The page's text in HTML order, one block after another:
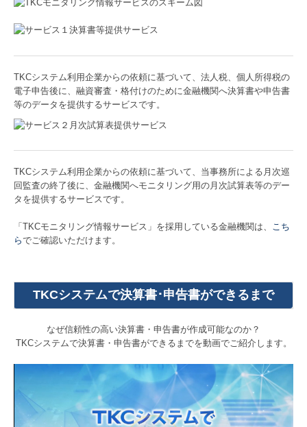
経営者お役立ち情報
経営改善計画の策定支援
経営改善オンデマンド講座
グループ通算（有利・不利）判定
国の共済制度活用コーナー
TKCシステムQ&A
TKCシステム利用企業からの依頼に基づいて、法人税、個人所得税の
電子申告後に、融資審査・格付けのために金融機関へ決算書や申告書
等のデータを提供するサービスです。
TKCシステム利用企業からの依頼に基づいて、当事務所による月次巡
回監査の終了後に、金融機関へモニタリング用の月次試算表等のデー
タを提供するサービスです。
「TKCモニタリング情報サービス」を採用している金融機関は、 こち
らでご確認いただけます。
TKCシステムで決算書･申告書ができるまで
なぜ信頼性の高い決算書・申告書が作成可能なのか？
TKCシステムで決算書・申告書ができるまでを動画でご紹介します。